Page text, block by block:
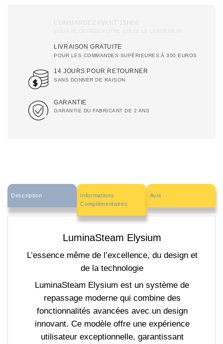
COMMANDEZ AVANT 15H00
LIVRAISON GRATUITE
POUR LES COMMANDES SUPÉRIEURES À 300 EUROS
14 JOURS POUR RETOURNER
SANS DONNER DE RAISON
GARANTIE
GARANTIE DU FABRICANT DE 2 ANS
Description
Informations
Complémentaires
Avis
LuminaSteam Elysium
L’essence même de l’excellence, du design et
de la technologie
LuminaSteam Elysium est un système de
repassage moderne qui combine des
fonctionnalités avancées avec un design
innovant. Ce modèle offre une expérience
utilisateur exceptionnelle, garantissant